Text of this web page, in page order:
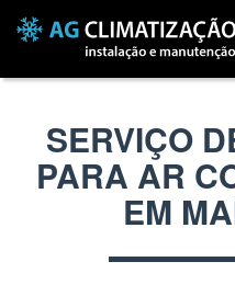
SERVIÇO
PARA AR
EM